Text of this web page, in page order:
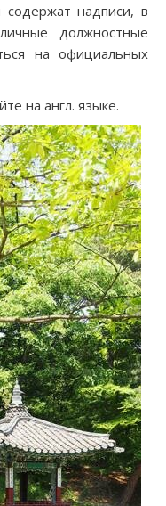
надписи, в
должностные
на официальных
на англ. языке.